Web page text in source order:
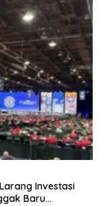
Investasi
Baru